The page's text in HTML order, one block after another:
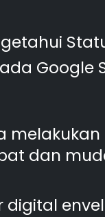
Google
dan
digital